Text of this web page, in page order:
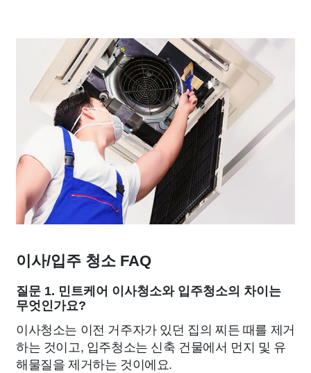
이사/입주 청소 FAQ
질문 1. 민트케어 이사청소와 입주청소의 차이는
무엇인가요?
이사청소는 이전 거주자가 있던 집의 찌든 때를 제거
하는 것이고, 입주청소는 신축 건물에서 먼지 및 유
해물질을 제거하는 것이에요.